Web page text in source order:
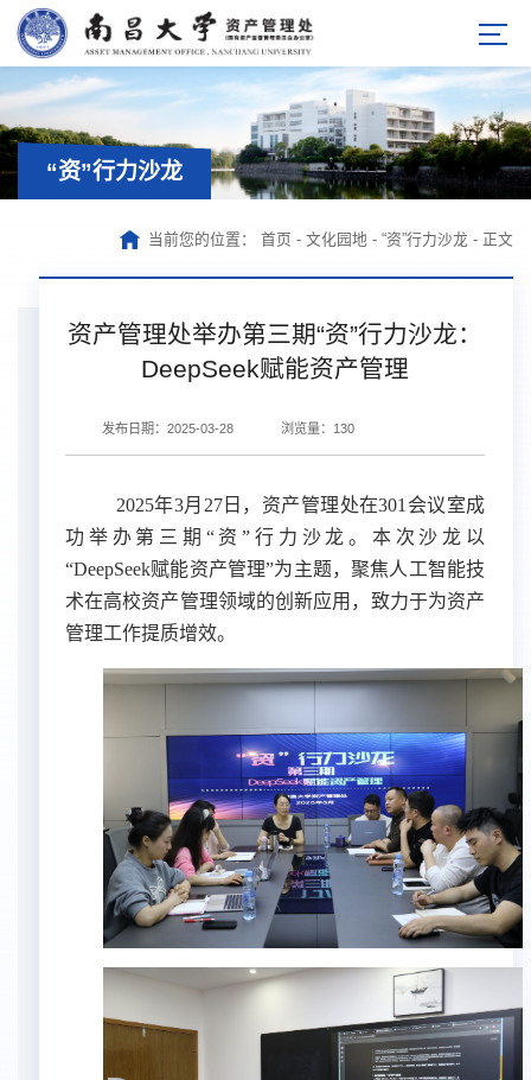
“资”行力沙龙
当前您的位置： 首页 - 文化园地 - “资”行力沙龙 - 正文
资产管理处举办第三期“资”行力沙龙：
DeepSeek赋能资产管理
发布日期：2025-03-28 浏览量： 130
2025年3月27日，资产管理处在301会议室成
功举办第三期“资”行力沙龙。本次沙龙以
“DeepSeek赋能资产管理”为主题， 聚焦人工智能技
术在高校资产管理领域的创新应用 ， 致力于为资产
管理工作提质增效。